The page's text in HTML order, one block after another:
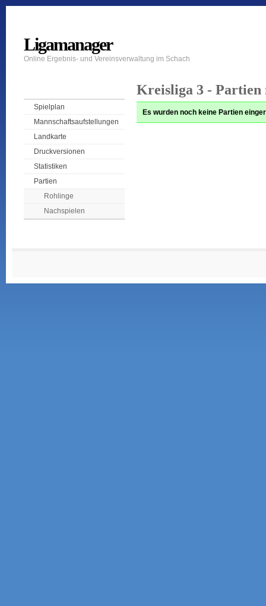
Ligamanager
Online Ergebnis- und Vereinsverwaltung im Schach
Spielplan
Mannschaftsaufstellungen
Landkarte
Druckversionen
Statistiken
Partien
Rohlinge
Nachspielen
Kreisliga 3 - Partien
Es wurden noch keine Partien